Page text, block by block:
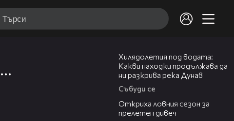
Хилядолетия под водата:
Какви находки продължава да
ни разкрива река Дунав
Събуди се
Откриха ловния сезон за
прелетен дивеч